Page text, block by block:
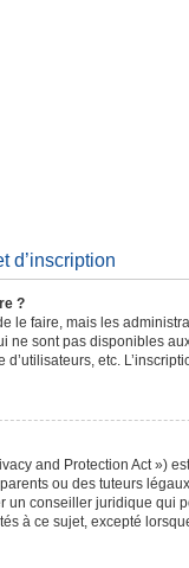
d’inscription
?
le faire, mais les
sont pas disponibles
etc.
and Protection Act »)
ou des tuteurs
un conseiller juridique qui
à ce sujet, excepté